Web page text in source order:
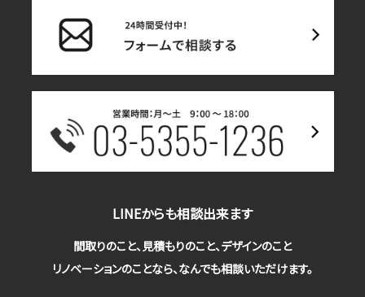
LINEからも相談出来ます
間取りのこと、見積もりのこと、デザインのこと
リノベーションのことなら、なんでも相談いただけます。